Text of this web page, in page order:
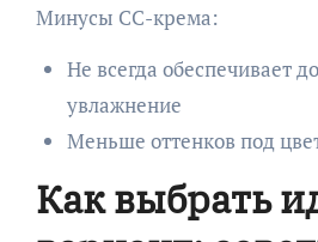
Минусы CC-крема:
Не всегда обеспечивает
увлажнение
Меньше оттенков под
Как выбрать